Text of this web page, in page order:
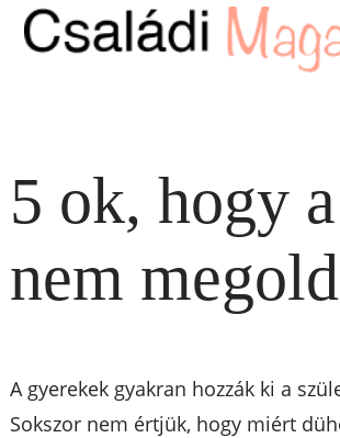
5 ok, hogy
nem
A gyerekek gyakran hozzák ki a
Sokszor nem értjük, hogy miért